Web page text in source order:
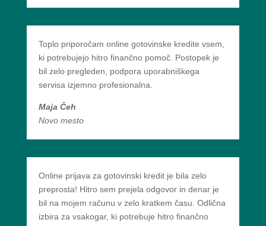
Toplo priporočam online gotovinske kredite vsem,
ki potrebujejo hitro finančno pomoč. Postopek je
bil zelo pregleden, podpora uporabniškega
servisa izjemno profesionalna.
Maja Čeh
Novo mesto
Online prijava za gotovinski kredit je bila zelo
preprosta! Hitro sem prejela odgovor in denar je
bil na mojem računu v zelo kratkem času. Odlična
izbira za vsakogar, ki potrebuje hitro finančno